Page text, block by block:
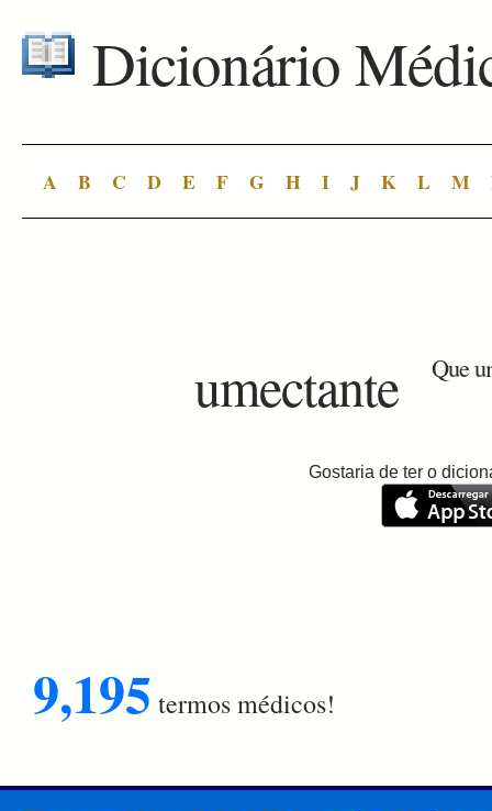
Dicionário
A B C D E F G H I J K L M
umectante Que
Gostaria de ter o
9,195 termos médicos!